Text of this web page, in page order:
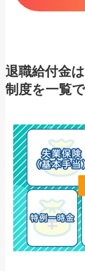
退職給付金は
制度を一覧